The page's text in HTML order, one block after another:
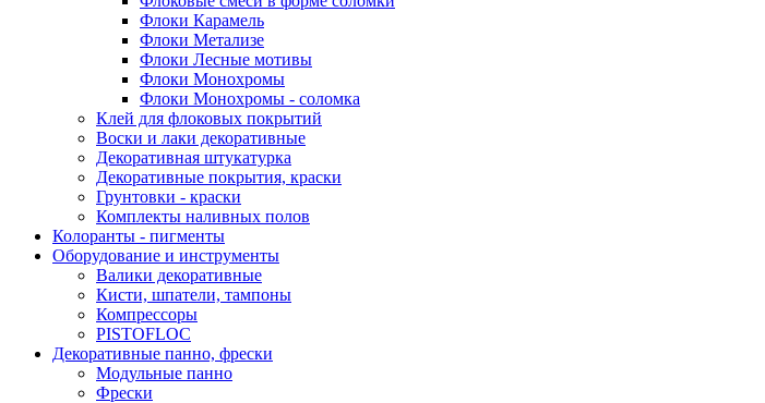
Флоки Карамель
Флоки Метализе
Флоки Лесные мотивы
Флоки Монохромы
Флоки Монохромы - соломка
Клей для флоковых покрытий
Воски и лаки декоративные
Декоративная штукатурка
Декоративные покрытия, краски
Грунтовки - краски
Комплекты наливных полов
Колоранты - пигменты
Оборудование и инструменты
Валики декоративные
Кисти, шпатели, тампоны
Компрессоры
PISTOFLOC
Декоративные панно, фрески
Модульные панно
Фрески